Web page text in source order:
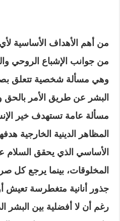
من أهم الأهداف الأساسية
من جوانب الإشباع الروحي
وهي مسألة شخصية تتعلق
البشر عن طريق الأمر
مسألة عامة تستهدف خير
المظاهر الدينية الخارجية
الأساسي الذي يحقق السلام
المخلوقات، بينما يرجع كل
جذور أنانية متغطرسة تعيش
رغم أن لا أفضلية بين البشر